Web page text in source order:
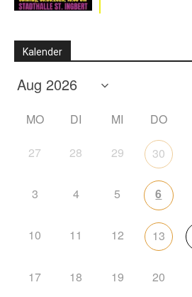
Kalender
MO DI MI DO
27 28 29 30
3 4 5 6
10 11 12 13
17 18 19 20